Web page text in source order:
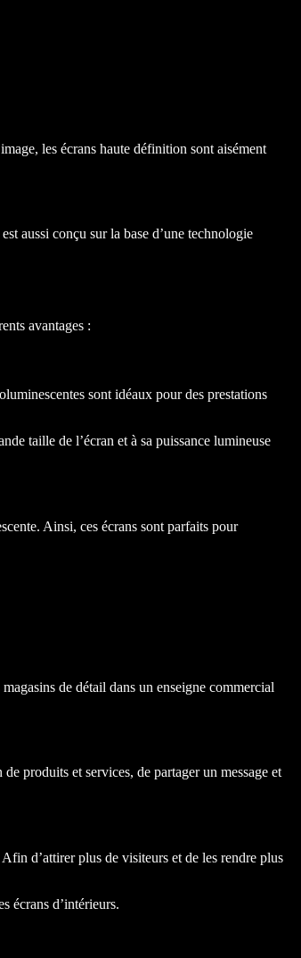
les écrans haute définition sont aisément
aussi conçu sur la base d’une technologie
avantages :
sont idéaux pour des prestations
taille de l’écran et à sa puissance lumineuse
Ainsi, ces écrans sont parfaits pour
de détail dans un enseigne commercial
produits et services, de partager un message et
d’attirer plus de visiteurs et de les rendre plus
écrans d’intérieurs.